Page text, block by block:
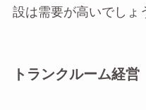
設は需要が高いでしょ
トランクルーム経営